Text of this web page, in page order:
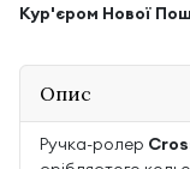
Кур'єром Нової
Опис
Ручка-ролер